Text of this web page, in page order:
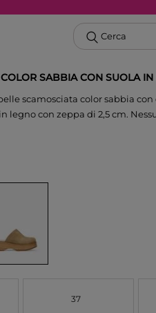
Cerca
SABBIA CON SUOLA IN
scamosciata color sabbia
legno con zeppa di 2,5 cm.
37